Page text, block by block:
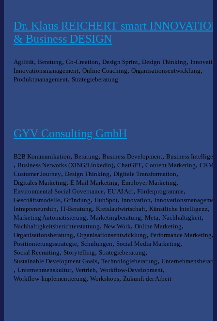
Dr. Klaus REICHERT smart
& Business DESIGN
Agilität, Beratung, Co-Creation, Design Sprint, Design Thinking,
Innovationsmanagement, Online Coaching, Organisationsentwicklung,
Produktmanagement, Strategieberatung
GYV Consulting GmbH
B2B Kommunikation, Beratung, Business Development, Business
, Business Networks (XING/Linkedin), ChatGPT, Content Marketing, CRM
Customer Journey, Design Thinking, Digitale Transformation,
Digitales Marketing, E-Mail Marketing, Employer Marketing,
Environmental Social Governance, EU AI Act, Förderprogramme,
Geschäftsmodelle, Gründung, HubSpot, Innovation,
Intrapreneurship, IT-Beratung, Kreislaufwirtschaft, Künstliche Intelligenz,
Marketing Automatisierung, Marketingberatung, Meta, Nachhaltigkeit,
Nachhaltigkeitsberichterstattung, New Work, Online Marketing,
Organisationsberatung, Organisationsentwicklung, Performance Marketing,
Positionierungsstrategie, Schulungen, Social Media Marketing,
Social Recruiting, Storytelling, Strategieberatung,
Sustainable Development Goals, Technologieberatung,
, Unternehmenskultur, Vertrieb, Workflow-Development,
Workflow-Implementierung, Workshops, Zukunft der Arbeit